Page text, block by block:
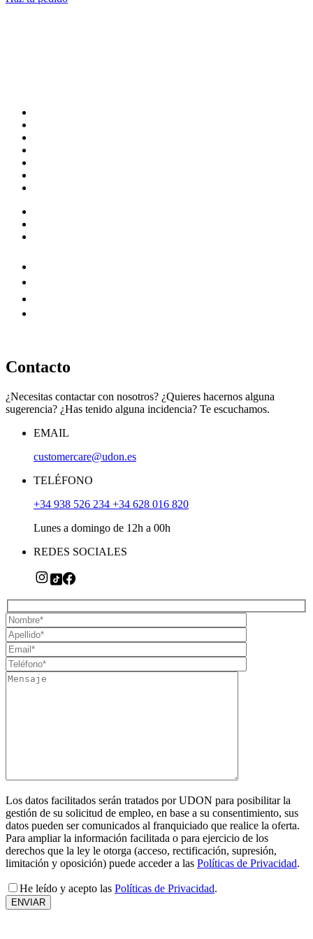
Contacto
¿Necesitas contactar con nosotros? ¿Quieres hacernos alguna
sugerencia? ¿Has tenido alguna incidencia? Te escuchamos.
EMAIL
customercare@udon.es
TELÉFONO
+34 938 526 234 +34 628 016 820
Lunes a domingo de 12h a 00h
REDES SOCIALES
Los datos facilitados serán tratados por UDON para posibilitar la
gestión de su solicitud de empleo, en base a su consentimiento, sus
datos pueden ser comunicados al franquiciado que realice la oferta.
Para ampliar la información facilitada o para ejercicio de los
derechos que la ley le otorga (acceso, rectificación, supresión,
limitación y oposición) puede acceder a las Políticas de Privacidad.
He leído y acepto las Políticas de Privacidad.